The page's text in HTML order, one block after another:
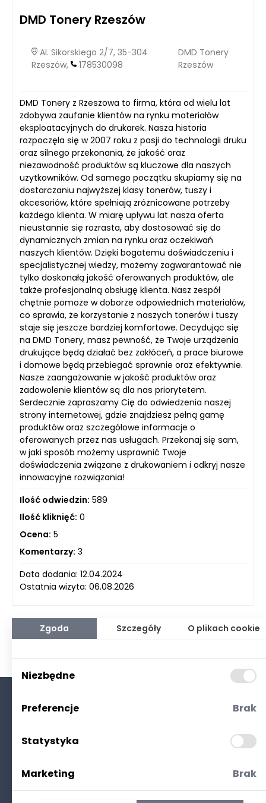
DMD Tonery Rzeszów
Al. Sikorskiego 2/7, 35-304
Rzeszów,
178530098
DMD Tonery
Rzeszów
DMD Tonery z Rzeszowa to firma, która od wielu lat
zdobywa zaufanie klientów na rynku materiałów
eksploatacyjnych do drukarek. Nasza historia
rozpoczęła się w 2007 roku z pasji do technologii druku
oraz silnego przekonania, że jakość oraz
niezawodność produktów są kluczowe dla naszych
użytkowników. Od samego początku skupiamy się na
dostarczaniu najwyższej klasy tonerów, tuszy i
akcesoriów, które spełniają zróżnicowane potrzeby
każdego klienta. W miarę upływu lat nasza oferta
nieustannie się rozrasta, aby dostosować się do
dynamicznych zmian na rynku oraz oczekiwań
naszych klientów. Dzięki bogatemu doświadczeniu i
specjalistycznej wiedzy, możemy zagwarantować nie
tylko doskonałą jakość oferowanych produktów, ale
także profesjonalną obsługę klienta. Nasz zespół
chętnie pomoże w doborze odpowiednich materiałów,
co sprawia, że korzystanie z naszych tonerów i tuszy
staje się jeszcze bardziej komfortowe. Decydując się
na DMD Tonery, masz pewność, że Twoje urządzenia
drukujące będą działać bez zakłóceń, a prace biurowe
i domowe będą przebiegać sprawnie oraz efektywnie.
Nasze zaangażowanie w jakość produktów oraz
zadowolenie klientów są dla nas priorytetem.
Serdecznie zapraszamy Cię do odwiedzenia naszej
strony internetowej, gdzie znajdziesz pełną gamę
produktów oraz szczegółowe informacje o
oferowanych przez nas usługach. Przekonaj się sam,
w jaki sposób możemy usprawnić Twoje
doświadczenia związane z drukowaniem i odkryj nasze
innowacyjne rozwiązania!
Ilość odwiedzin: 589
Ilość kliknięć: 0
Ocena: 5
Komentarzy: 3
Data dodania: 12.04.2024
Ostatnia wizyta: 06.08.2026
Polityka prywatności
Zgoda Szczegóły O plikach cookie
Niezbędne
Preferencje Brak
Statystyka
Marketing Brak